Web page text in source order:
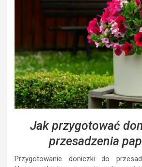
Jak przygotować
przesadzenia
Przygotowanie doniczki do